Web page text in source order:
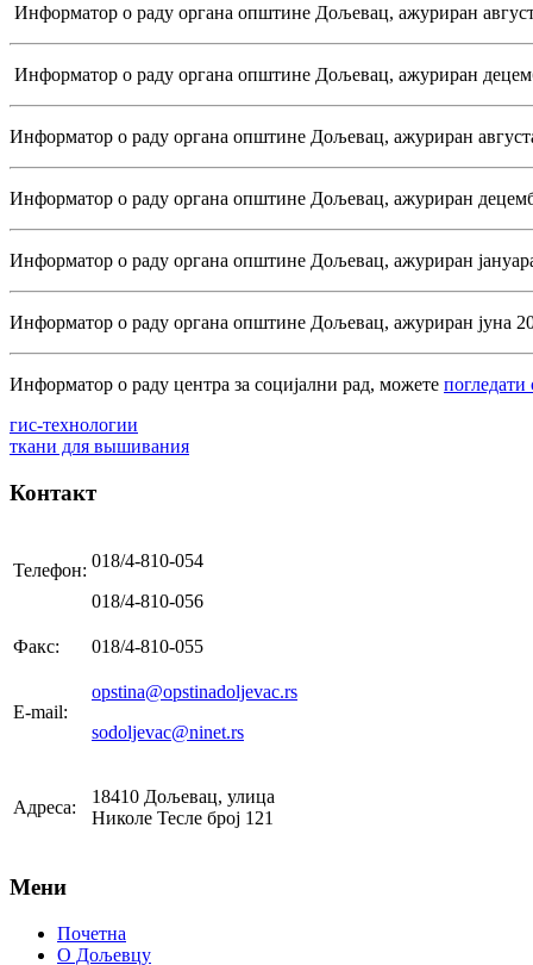
Информатор о раду органа општине Дољевац, ажуриран
Информатор о раду органа општине Дољевац, ажуриран
Информатор о раду органа општине Дољевац, ажуриран
Информатор о раду органа општине Дољевац, ажуриран
Информатор о раду органа општине Дољевац, ажуриран
Информатор о раду органа општине Дољевац, ажуриран јуна
Информатор о раду центра за социјални рад, можете погледати
гис-технологии
ткани для вышивания
Контакт
Телефон: 018/4-810-054
018/4-810-056
Факс: 018/4-810-055
E-mail:
opstina@opstinadoljevac.rs
sodoljevac@ninet.rs
Адреса:
18410 Дољевац, улица
Николе Тесле број 121
Мени
Почетна
О Дољевцу